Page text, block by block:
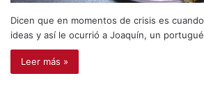
Dicen que en momentos de crisis es
ideas y así le ocurrió a Joaquín, un
Leer más »